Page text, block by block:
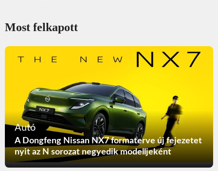
Most felkapott
Autó
A Dongfeng Nissan NX7 formaterve új fejezetet
nyit az N sorozat negyedik modelljeként